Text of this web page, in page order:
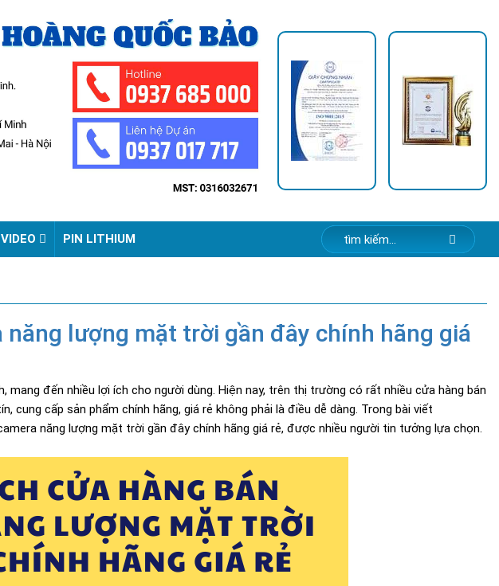
VIDEO PIN LITHIUM
năng lượng mặt trời gần đây chính hãng giá
mang đến nhiều lợi ích cho người dùng. Hiện nay, trên thị trường có rất nhiều cửa hàng bán
cấp sản phẩm chính hãng, giá rẻ không phải là điều dễ dàng. Trong bài viết
năng lượng mặt trời gần đây chính hãng giá rẻ, được nhiều người tin tưởng lựa chọn.